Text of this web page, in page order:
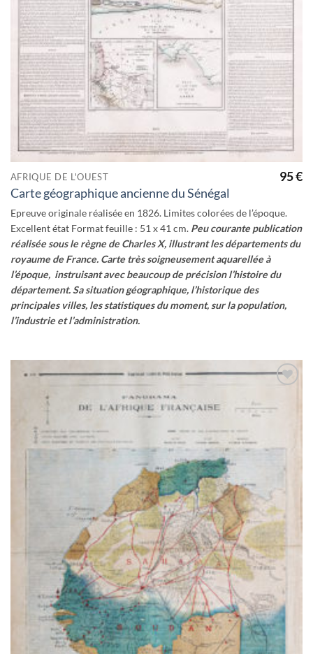
AFRIQUE DE L'OUEST
Carte géographique ancienne du Sénégal
95€
Epreuve originale réalisée en 1826. Limites colorées de l’époque.
Excellent état Format feuille : 51 x 41 cm. Peu courante publication
réalisée sous le règne de Charles X, illustrant les départements du
royaume de France. Carte très soigneusement aquarellée à
l’époque, instruisant avec beaucoup de précision l’histoire du
département. Sa situation géographique, l’historique des
principales villes, les statistiques du moment, sur la population,
l’industrie et l’administration.